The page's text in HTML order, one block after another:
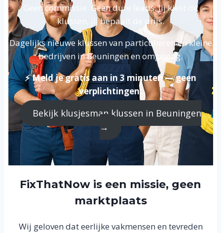
Geen commissie. Geen dure leads. Jij kiest de
klussen, jij bepaalt de prijs.
Dagelijks nieuwe klussen van particulieren en kleine
bedrijven in Beuningen en omgeving.
⚡ Meld je gratis aan in 3 minuten — geen
verplichtingen.
Bekijk klusjesman klussen in Beuningen
→
FixThatNow is een missie, geen
marktplaats
Wij geloven dat eerlijke vakmensen en tevreden